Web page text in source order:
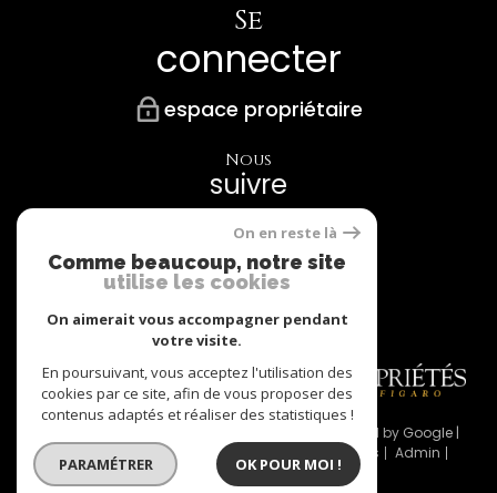
Se
connecter
espace propriétaire
Nous
suivre
Nos
Partenaires
© 2026 | Tous droits réservés | Traduction powered by Google |
Nos honoraires
Plan du site Mentions légales
Admin
Partenaires
Politique RGPD Cookies
On en reste là
Comme beaucoup, notre site
utilise les cookies
On aimerait vous accompagner pendant
votre visite.
En poursuivant, vous acceptez l'utilisation des
cookies par ce site, afin de vous proposer des
contenus adaptés et réaliser des statistiques !
PARAMÉTRER OK POUR MOI !